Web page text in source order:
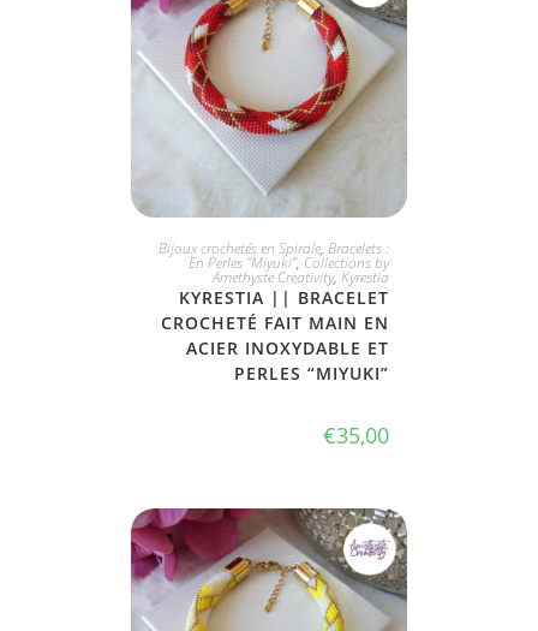
JE L'ADOPTE
Bijoux crochetés en Spirale, Bracelets :
En Perles "Miyuki", Collections by
Amethyste Creativity, Kyrestia
KYRESTIA || BRACELET
CROCHETÉ FAIT MAIN EN
ACIER INOXYDABLE ET
PERLES “MIYUKI”
€35,00